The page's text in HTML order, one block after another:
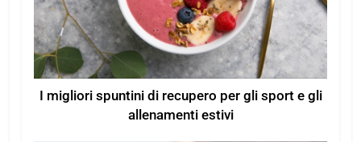
I migliori spuntini di recupero per gli sport e gli
allenamenti estivi